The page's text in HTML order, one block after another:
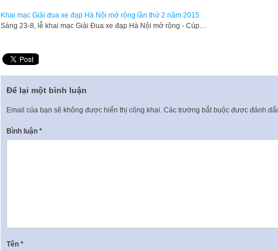
Khai mạc Giải đua xe đạp Hà Nội mở rộng lần thứ 2 năm 2015
​Sáng 23-8, lễ khai mạc Giải Đua xe đạp Hà Nội mở rộng - Cúp…
Để lại một bình luận
Email của bạn sẽ không được hiển thị công khai. Các trường bắt buộc được đánh
Bình luận *
Tên *